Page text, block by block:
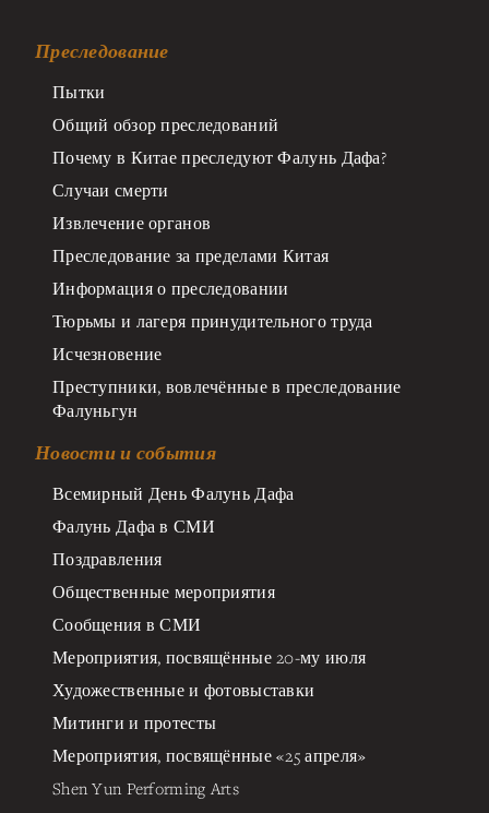
Преследование
Пытки
Общий обзор преследований
Почему в Китае преследуют Фалунь Дафа?
Случаи смерти
Извлечение органов
Преследование за пределами Китая
Информация о преследовании
Тюрьмы и лагеря принудительного труда
Исчезновение
Преступники, вовлечённые в преследование
Фалуньгун
Новости и события
Всемирный День Фалунь Дафа
Фалунь Дафа в СМИ
Поздравления
Общественные мероприятия
Сообщения в СМИ
Мероприятия, посвящённые 20-му июля
Художественные и фотовыставки
Митинги и протесты
Мероприятия, посвящённые «25 апреля»
Shen Yun Performing Arts